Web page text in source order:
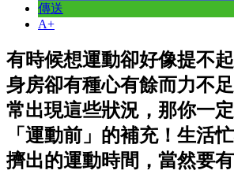
傳送
A+
有時候想運動卻好像提不
身房卻有種心有餘而力不
常出現這些狀況，那你一
「運動前」的補充！生活
擠出的運動時間，當然要